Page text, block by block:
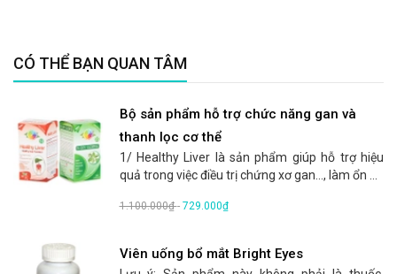
CÓ THỂ BẠN QUAN TÂM
Bộ sản phẩm hỗ trợ chức năng gan và
thanh lọc cơ thể
1/ Healthy Liver là sản phẩm giúp hỗ trợ hiệu
quả trong việc điều trị chứng xơ gan..., làm ổn ...
1.100.000₫- 729.000₫
Viên uống bổ mắt Bright Eyes